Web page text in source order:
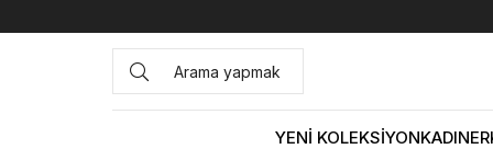
YENİ KOLEKSİYONKADIN
Anasayfa KADIN AYAKKABI Günlük Rouge Kadın